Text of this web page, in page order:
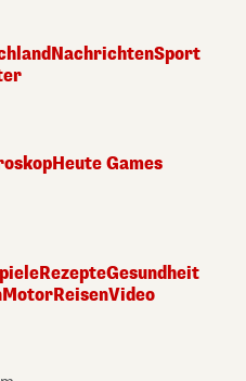
NachrichtenSport
Heute Games
RezepteGesundheit
MotorReisenVideo